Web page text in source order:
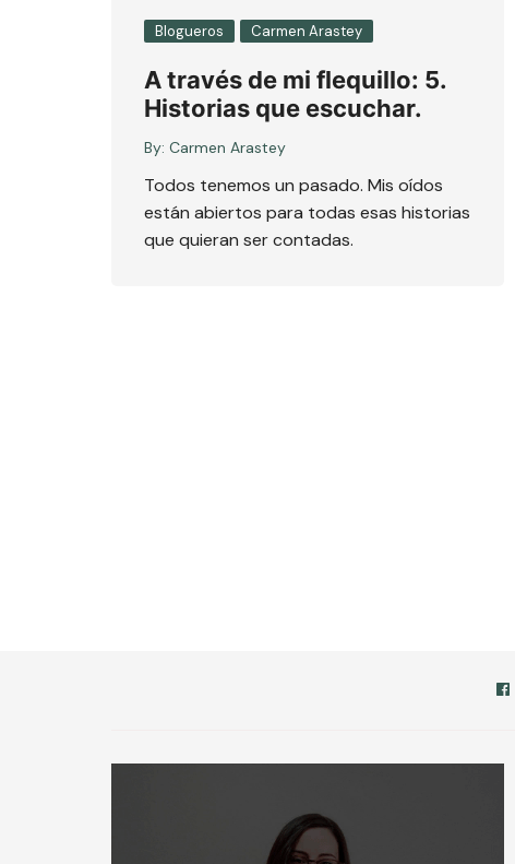
Blogueros Carmen Arastey
A través de mi flequillo: 5.
Historias que escuchar.
By: Carmen Arastey
Todos tenemos un pasado. Mis oídos
están abiertos para todas esas historias
que quieran ser contadas.